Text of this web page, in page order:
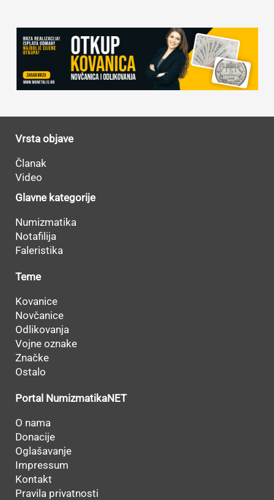
Vrsta objave
Članak
Video
Glavne kategorije
Numizmatika
Notafilija
Faleristika
Teme
Kovanice
Novčanice
Odlikovanja
Vojne oznake
Značke
Ostalo
Portal NumizmatikaNET
O nama
Donacije
Oglašavanje
Impressum
Kontakt
Pravila privatnosti